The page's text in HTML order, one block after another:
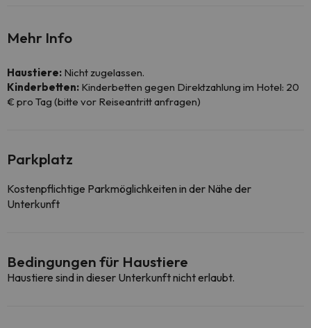
Mehr Info
Haustiere: Nicht zugelassen.
Kinderbetten: Kinderbetten gegen Direktzahlung im Hotel: 20
€ pro Tag (bitte vor Reiseantritt anfragen)
Parkplatz
Kostenpflichtige Parkmöglichkeiten in der Nähe der
Unterkunft
Bedingungen für Haustiere
Haustiere sind in dieser Unterkunft nicht erlaubt.